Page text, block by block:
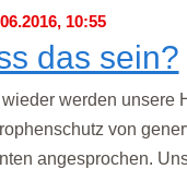
10:55
das sein?
wieder werden unsere
von
angesprochen.